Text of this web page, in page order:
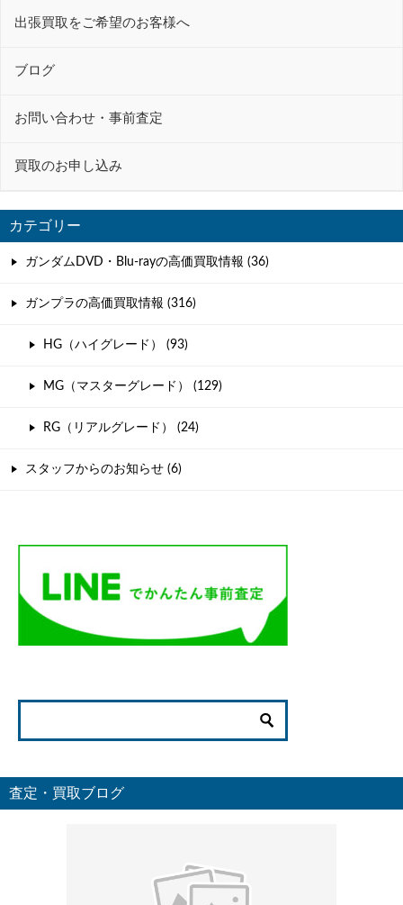
ョ
出張買取をご希望のお客様へ
ブログ
お問い合わせ・事前査定
買取のお申し込み
カテゴリー
ガンダムDVD・Blu-rayの高価買取情報 (36)
ガンプラの高価買取情報 (316)
HG（ハイグレード） (93)
MG（マスターグレード） (129)
RG（リアルグレード） (24)
スタッフからのお知らせ (6)
査定・買取ブログ